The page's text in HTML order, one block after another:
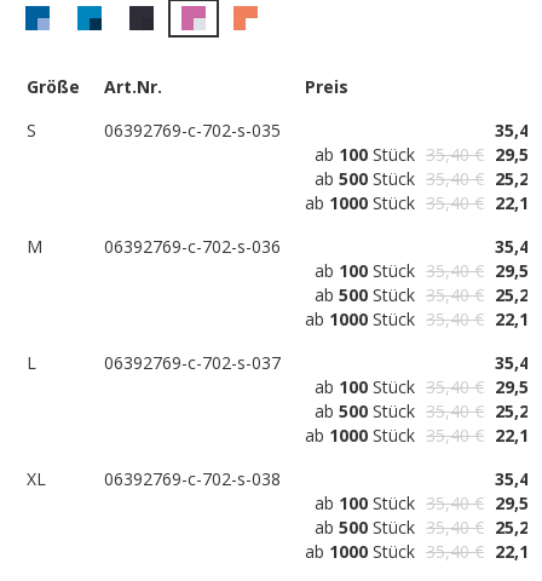
Größe Art.Nr.
Preis
S
06392769-c-702-s-035
ab 100 Stück 35,40 €
ab 500 Stück 35,40 €
ab 1000 Stück 35,40 €
M
06392769-c-702-s-036
ab 100 Stück 35,40 €
ab 500 Stück 35,40 €
ab 1000 Stück 35,40 €
L
06392769-c-702-s-037
ab 100 Stück 35,40 €
ab 500 Stück 35,40 €
ab 1000 Stück 35,40 €
XL
06392769-c-702-s-038
ab 100 Stück 35,40 €
ab 500 Stück 35,40 €
ab 1000 Stück 35,40 €